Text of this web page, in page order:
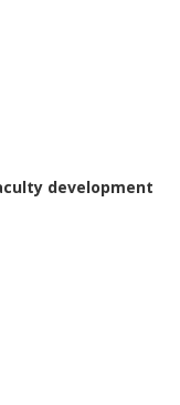
development